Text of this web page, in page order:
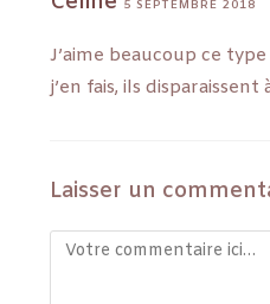
5 SEPTEMBRE 2018
J’aime beaucoup ce
j’en fais, ils disparaissent
Laisser un